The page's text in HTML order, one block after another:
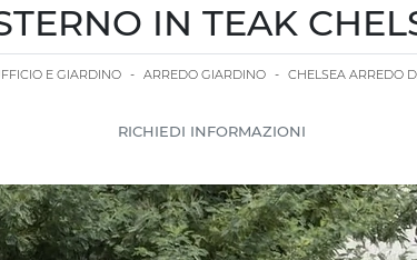
IN TEAK
E GIARDINO - ARREDO GIARDINO - CHELSEA ARREDO
RICHIEDI INFORMAZIONI